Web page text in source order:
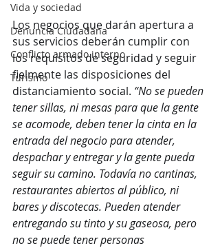
Vida y sociedad
Denuncia Ciudadana
Conflicto armado interno
Turismo
Los negocios que darán apertura a
sus servicios deberán cumplir con
los requisitos de seguridad y seguir
fielmente las disposiciones del
distanciamiento social. “No se pueden
tener sillas, ni mesas para que la gente
se acomode, deben tener la cinta en la
entrada del negocio para atender,
despachar y entregar y la gente pueda
seguir su camino. Todavía no cantinas,
restaurantes abiertos al público, ni
bares y discotecas. Pueden atender
entregando su tinto y su gaseosa, pero
no se puede tener personas